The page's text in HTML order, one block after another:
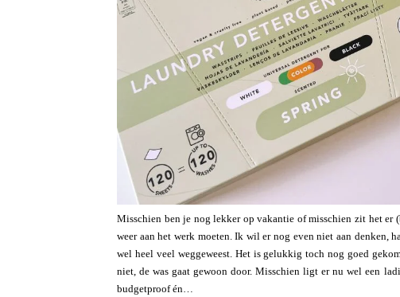
Misschien ben je nog lekker op vakantie of misschien zit het
weer aan het werk moeten. Ik wil er nog even niet aan denken,
wel heel veel weggeweest. Het is gelukkig toch nog goed
niet, de was gaat gewoon door. Misschien ligt er nu wel een
budgetproof én…